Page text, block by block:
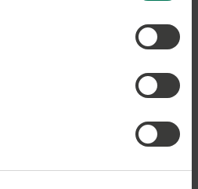
22318183